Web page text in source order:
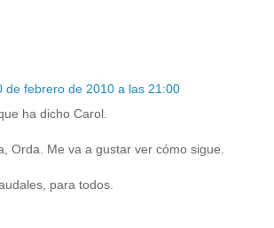
de febrero de 2010 a las 21:00
ha dicho Carol.
Orda. Me va a gustar ver cómo sigue.
para todos.